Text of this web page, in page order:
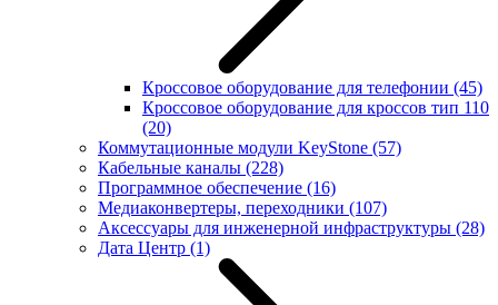
Кроссовое оборудование для телефонии (45)
Кроссовое оборудование для кроссов тип 110
(20)
Коммутационные модули KeyStone (57)
Кабельные каналы (228)
Программное обеспечение (16)
Медиаконвертеры, переходники (107)
Аксессуары для инженерной инфраструктуры (28)
Дата Центр (1)